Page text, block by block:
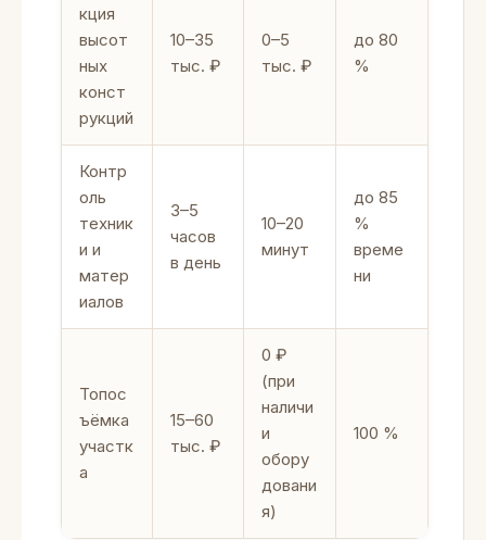
кция
высот
ных
конст
рукций
10–35
тыс. ₽
0–5
тыс. ₽
до 80
%
Контр
оль
техник
и и
матер
иалов
3–5
часов
в день
10–20
минут
до 85
%
време
ни
Топос
ъёмка
участк
а
15–60
тыс. ₽
0 ₽
(при
наличи
и
обору
довани
я)
100 %